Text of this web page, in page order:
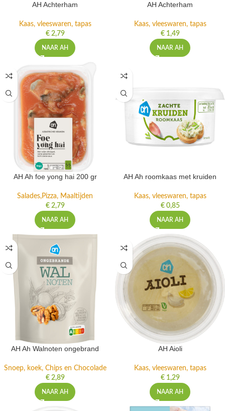
AH Achterham
Kaas, vleeswaren, tapas
€2,79
NAAR AH
AH Achterham
Kaas, vleeswaren, tapas
€1,49
NAAR AH
AH Ah foe yong hai 200 gr
Salades,Pizza, Maaltijden
€2,79
NAAR AH
AH Ah roomkaas met kruiden
Kaas, vleeswaren, tapas
€0,85
NAAR AH
AH Ah Walnoten ongebrand
Snoep, koek, Chips en Chocolade
€2,89
NAAR AH
AH Aioli
Kaas, vleeswaren, tapas
€1,29
NAAR AH